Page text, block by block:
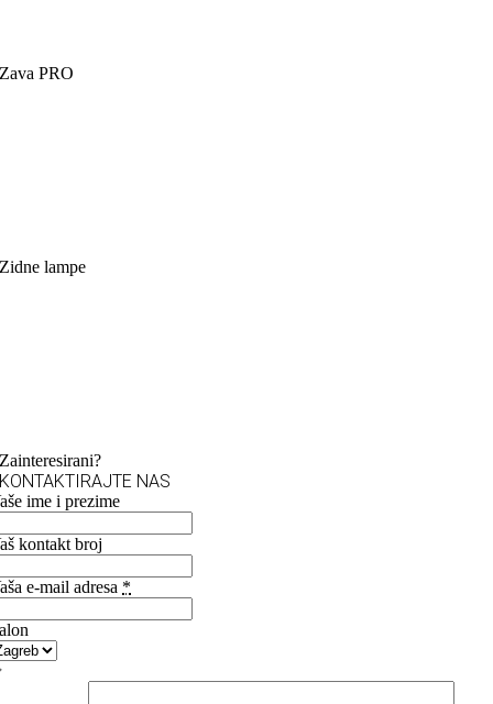
Zava PRO
Zidne lampe
Zainteresirani?
KONTAKTIRAJTE NAS
ime i prezime
kontakt broj
e-mail adresa *